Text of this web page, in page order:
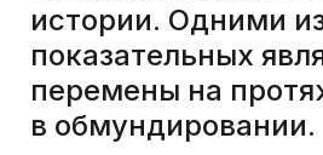
истории. Одними
показательных
перемены на
в обмундировании.